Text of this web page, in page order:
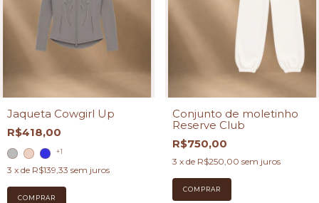
Jaqueta Cowgirl Up
R$418,00
+1
3 x de R$139,33 sem juros
COMPRAR
Conjunto de moletinho
Reserve Club
R$750,00
3 x de R$250,00 sem juros
COMPRAR